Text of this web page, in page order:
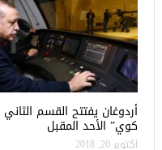
أردوغان يفتتح القسم
كوي” الأحد المقبل
أكتوبر 20, 2018